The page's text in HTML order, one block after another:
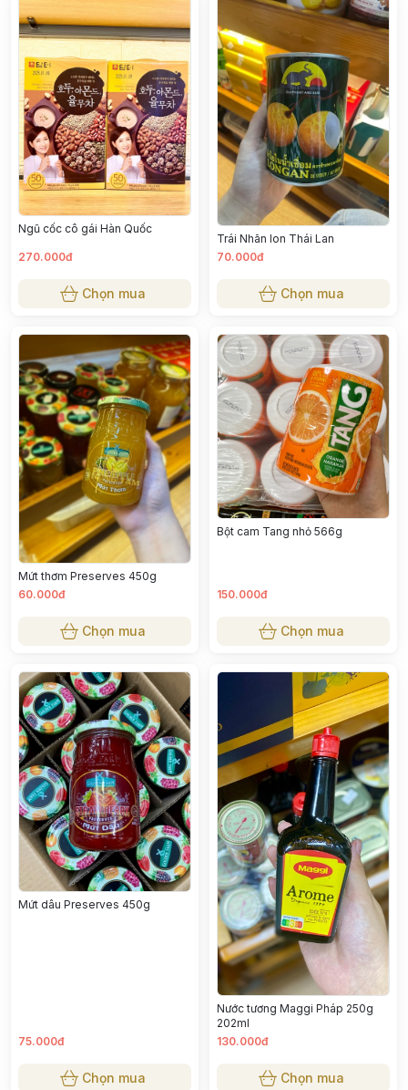
Ngũ cốc cô gái Hàn Quốc
270.000đ
Chọn mua
Trái Nhãn lon Thái Lan
70.000đ
Chọn mua
Mứt thơm Preserves 450g
60.000đ
Chọn mua
Bột cam Tang nhỏ 566g
150.000đ
Chọn mua
Mứt dâu Preserves 450g
75.000đ
Chọn mua
Nước tương Maggi Pháp 250g
202ml
130.000đ
Chọn mua